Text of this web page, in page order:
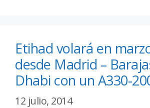
Etihad volará en
desde Madrid –
Dhabi con un A330-
12 julio, 2014